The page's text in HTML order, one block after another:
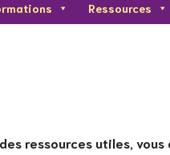
Ressources
ressources utiles,